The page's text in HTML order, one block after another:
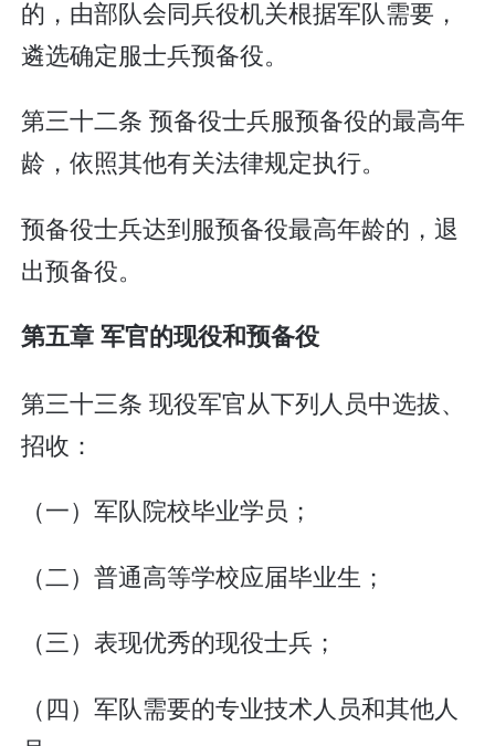
的，由部队会同兵役机关根据军队需要，
遴选确定服士兵预备役。
第三十二条 预备役士兵服预备役的最高年
龄，依照其他有关法律规定执行。
预备役士兵达到服预备役最高年龄的，退
出预备役。
第五章 军官的现役和预备役
第三十三条 现役军官从下列人员中选拔、
招收：
（一）军队院校毕业学员；
（二）普通高等学校应届毕业生；
（三）表现优秀的现役士兵；
（四）军队需要的专业技术人员和其他人